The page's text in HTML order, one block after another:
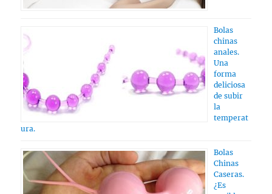
Bolas
chinas
anales.
Una
forma
deliciosa
de subir
la
temperat
ura.
Bolas
Chinas
Caseras.
¿Es